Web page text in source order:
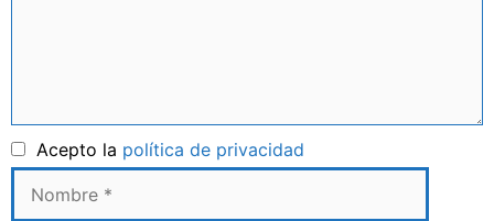
Acepto la política de privacidad